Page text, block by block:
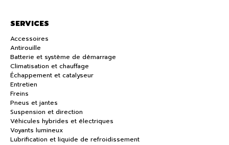
SERVICES
Accessoires
Antirouille
Batterie et système de démarrage
Climatisation et chauffage
Échappement et catalyseur
Entretien
Freins
Pneus et jantes
Suspension et direction
Véhicules hybrides et électriques
Voyants lumineux
Lubrification et liquide de refroidissement